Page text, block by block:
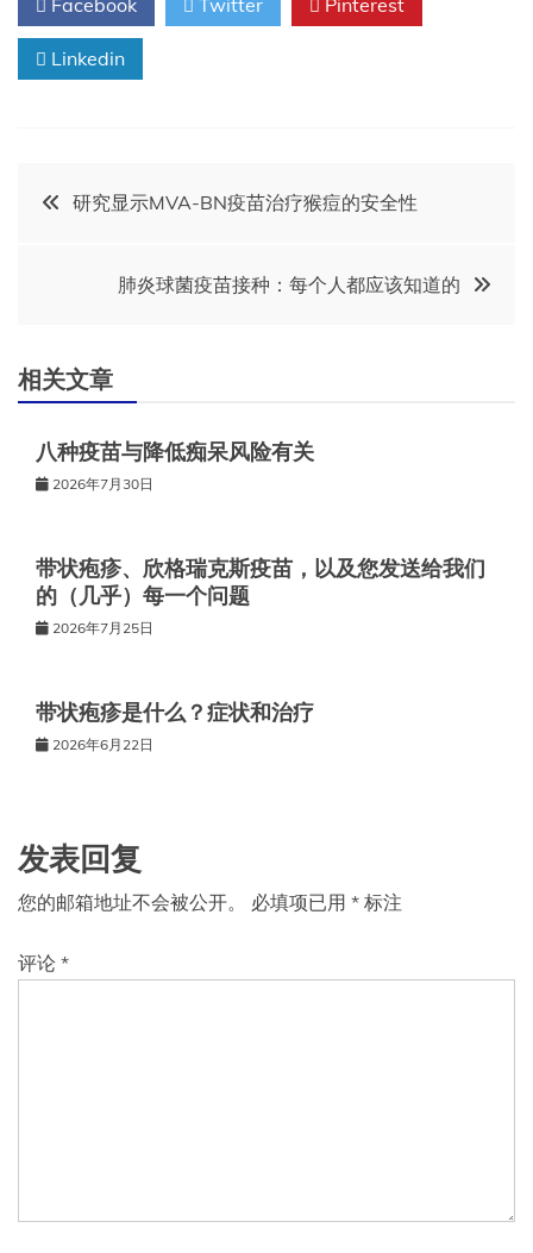
Linkedin
文
航
研究显示MVA-BN疫苗治疗猴痘的安全性
肺炎球菌疫苗接种：每个人都应该知道的
相关文章
八种疫苗与降低痴呆风险有关
2026年7月30日
带状疱疹、欣格瑞克斯疫苗，以及您发送给我们
的（几乎）每一个问题
2026年7月25日
带状疱疹是什么？症状和治疗
2026年6月22日
发表回复
您的邮箱地址不会被公开。 必填项已用 * 标注
评论 *